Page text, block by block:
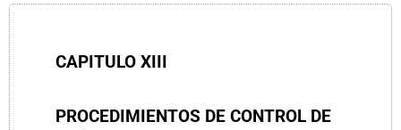
CAPITULO XIII
PROCEDIMIENTOS DE CONTROL DE